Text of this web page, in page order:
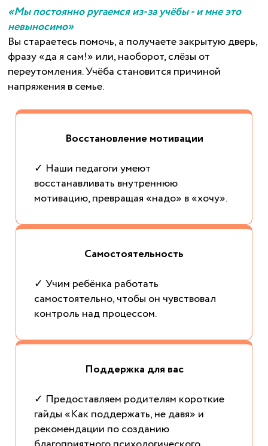
«Мы постоянно ругаемся из-за учёбы - и мне это
невыносимо»
Вы стараетесь помочь, а получаете закрытую дверь,
фразу «да я сам!» или, наоборот, слёзы от
переутомления. Учёба становится причиной
напряжения в семье.
Восстановление мотивации
✓ Наши педагоги умеют
восстанавливать внутреннюю
мотивацию, превращая «надо» в «хочу».
Самостоятельность
✓ Учим ребёнка работать
самостоятельно, чтобы он чувствовал
контроль над процессом.
Поддержка для вас
✓ Предоставляем родителям короткие
гайды «Как поддержать, не давя» и
рекомендации по созданию